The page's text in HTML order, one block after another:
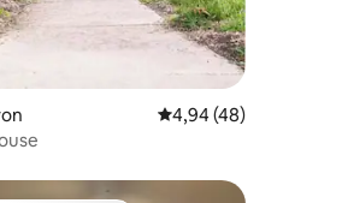
4,94 de uma
4,94 (48)